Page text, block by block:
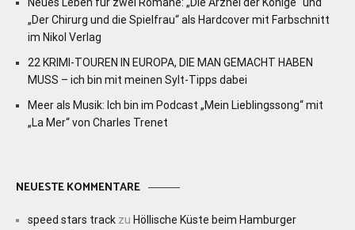
„Der Chirurg und die Spielfrau“ als Hardcover mit Farbschnitt
im Nikol Verlag
22 KRIMI-TOUREN IN EUROPA, DIE MAN GEMACHT HABEN
MUSS – ich bin mit meinen Sylt-Tipps dabei
Meer als Musik: Ich bin im Podcast „Mein Lieblingssong“ mit
„La Mer“ von Charles Trenet
NEUESTE KOMMENTARE
speed stars track zu Höllische Küste beim Hamburger